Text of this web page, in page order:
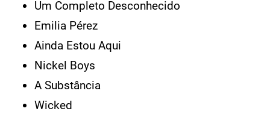
Um Completo Desconhecido
Emilia Pérez
Ainda Estou Aqui
Nickel Boys
A Substância
Wicked